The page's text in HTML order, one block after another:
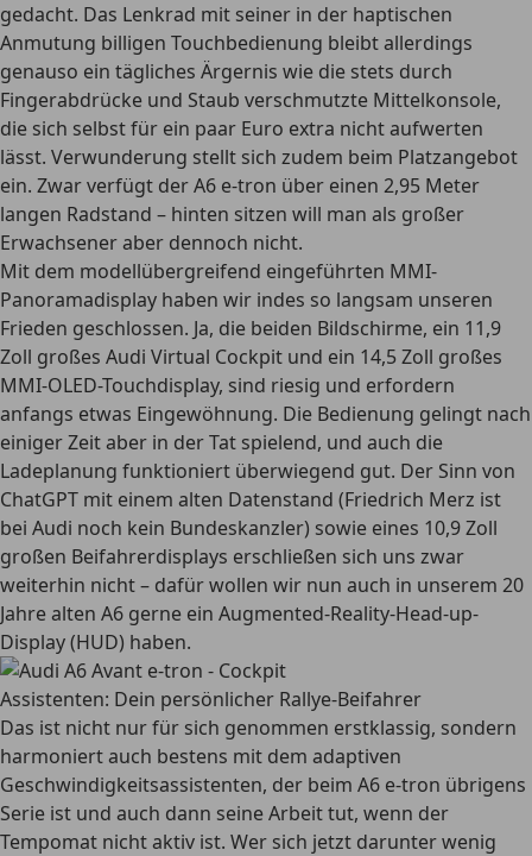
gedacht. Das Lenkrad mit seiner in der haptischen
Anmutung billigen Touchbedienung bleibt allerdings
genauso ein tägliches Ärgernis wie die stets durch
Fingerabdrücke und Staub verschmutzte Mittelkonsole,
die sich selbst für ein paar Euro extra nicht aufwerten
lässt. Verwunderung stellt sich zudem beim Platzangebot
ein. Zwar verfügt der A6 e-tron über einen 2,95 Meter
langen Radstand – hinten sitzen will man als großer
Erwachsener aber dennoch nicht.
Mit dem modellübergreifend eingeführten MMI-
Panoramadisplay haben wir indes so langsam unseren
Frieden geschlossen. Ja, die beiden Bildschirme, ein 11,9
Zoll großes Audi Virtual Cockpit und ein 14,5 Zoll großes
MMI-OLED-Touchdisplay, sind riesig und erfordern
anfangs etwas Eingewöhnung. Die Bedienung gelingt nach
einiger Zeit aber in der Tat spielend, und auch die
Ladeplanung funktioniert überwiegend gut. Der Sinn von
ChatGPT mit einem alten Datenstand (Friedrich Merz ist
bei Audi noch kein Bundeskanzler) sowie eines 10,9 Zoll
großen Beifahrerdisplays erschließen sich uns zwar
weiterhin nicht – dafür wollen wir nun auch in unserem 20
Jahre alten A6 gerne ein Augmented-Reality-Head-up-
Display (HUD) haben.
Assistenten: Dein persönlicher Rallye-Beifahrer
Das ist nicht nur für sich genommen erstklassig, sondern
harmoniert auch bestens mit dem adaptiven
Geschwindigkeitsassistenten, der beim A6 e-tron übrigens
Serie ist und auch dann seine Arbeit tut, wenn der
Tempomat nicht aktiv ist. Wer sich jetzt darunter wenig